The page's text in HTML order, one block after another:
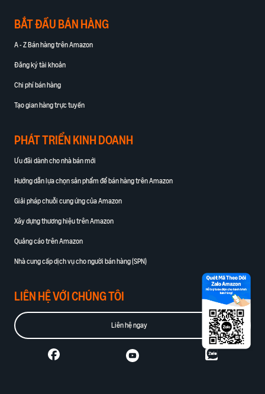
BẮT ĐẦU BÁN HÀNG
A - Z Bán hàng trên Amazon
Đăng ký tài khoản
Chi phí bán hàng
Tạo gian hàng trực tuyến
PHÁT TRIỂN KINH DOANH
Ưu đãi dành cho nhà bán mới
Hướng dẫn lựa chọn sản phẩm để bán hàng trên Amazon
Giải pháp chuỗi cung ứng của Amazon
Xây dựng thương hiệu trên Amazon
Quảng cáo trên Amazon
Nhà cung cấp dịch vụ cho người bán hàng (SPN)
LIÊN HỆ VỚI CHÚNG TÔI
Liên hệ ngay